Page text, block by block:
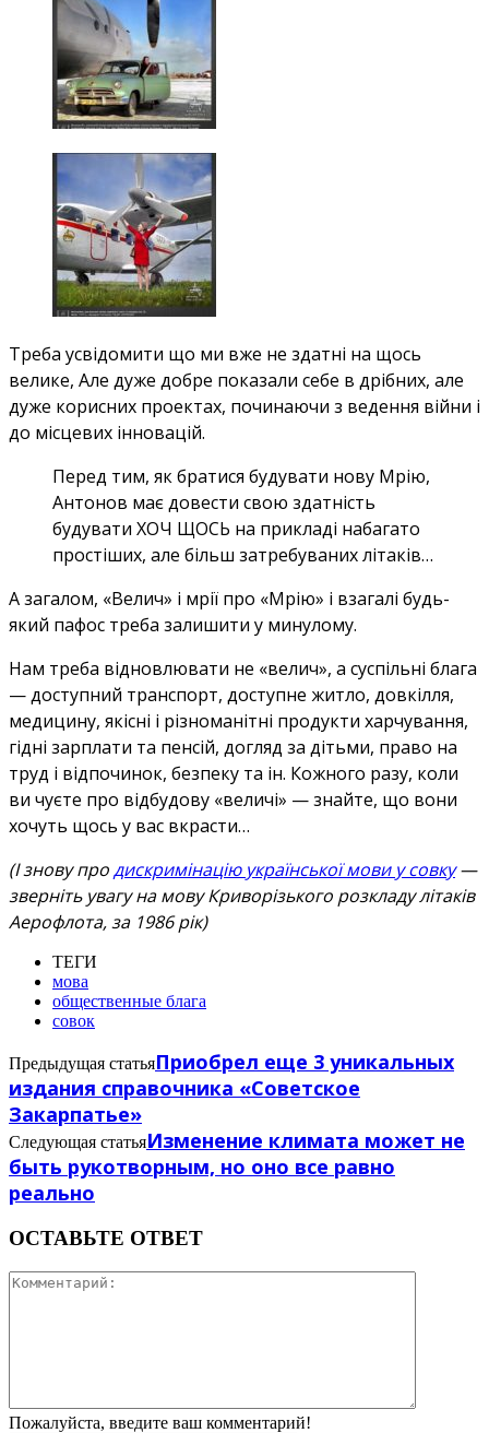
Треба усвідомити що ми вже не здатні на щось
велике, Але дуже добре показали себе в дрібних, але
дуже корисних проектах, починаючи з ведення війни і
до місцевих інновацій.
Перед тим, як братися будувати нову Мрію,
Антонов має довести свою здатність
будувати ХОЧ ЩОСЬ на прикладі набагато
простіших, але більш затребуваних літаків…
А загалом, «Велич» і мрії про «Мрію» і взагалі будь-
який пафос треба залишити у минулому.
Нам треба відновлювати не «велич», а суспільні блага
— доступний транспорт, доступне житло, довкілля,
медицину, якісні і різноманітні продукти харчування,
гідні зарплати та пенсій, догляд за дітьми, право на
труд і відпочинок, безпеку та ін. Кожного разу, коли
ви чуєте про відбудову «величі» — знайте, що вони
хочуть щось у вас вкрасти…
(І знову продискримінацію української мови у совку—
зверніть увагу на мову Криворізького розкладу літаків
Аерофлота, за 1986 рік)
ТЕГИ
мова
общественные блага
совок
Предыдущая статьяПриобрел еще 3 уникальных
издания справочника «Советское
Закарпатье»
Следующая статьяИзменение климата может не
быть рукотворным, но оно все равно
реально
ОСТАВЬТЕ ОТВЕТ
Пожалуйста, введите ваш комментарий!